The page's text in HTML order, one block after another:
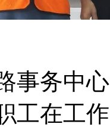
事务中
工在工